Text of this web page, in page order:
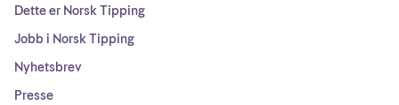
Dette er Norsk Tipping
Jobb i Norsk Tipping
Nyhetsbrev
Presse